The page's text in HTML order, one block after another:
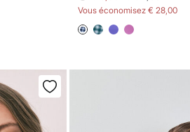
Vous économisez € 28,00